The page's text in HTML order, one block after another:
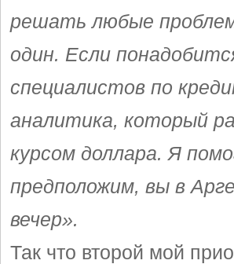
решать любые
один. Если
специалистов по
аналитика, который
курсом доллара. Я
предположим, вы в
вечер».
Так что второй мой